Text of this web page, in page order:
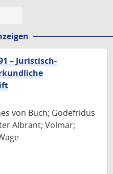
– Juristisch-
von Buch; Godefridus
Albrant; Volmar;